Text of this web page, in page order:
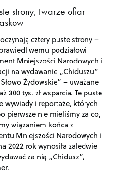
strony, twarze ofiar
cztery puste strony –
podziałowi
Mniejszości Narodowych i
na wydawanie „Chiduszu”
Żydowskie” – uważane
300 tys. zł wsparcia. Te puste
wywiady i reportaże, których
pierwsze nie mieliśmy za co,
wiązaniem końca z
Mniejszości Narodowych i
2022 rok wynosiła zaledwie
za nią „Chidusz”,